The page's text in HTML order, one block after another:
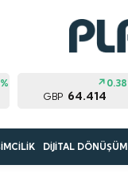
GBP 64.414
DİJİTAL DÖNÜŞÜM